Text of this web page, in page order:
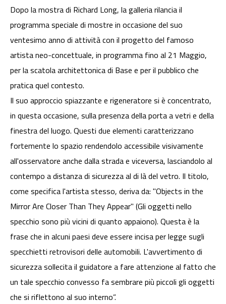
Dopo la mostra di Richard Long, la galleria rilancia il
programma speciale di mostre in occasione del suo
ventesimo anno di attività con il progetto del famoso
artista neo-concettuale, in programma fino al 21 Maggio,
per la scatola architettonica di Base e per il pubblico che
pratica quel contesto.
Il suo approccio spiazzante e rigeneratore si è concentrato,
in questa occasione, sulla presenza della porta a vetri e della
finestra del luogo. Questi due elementi caratterizzano
fortemente lo spazio rendendolo accessibile visivamente
all'osservatore anche dalla strada e viceversa, lasciandolo al
contempo a distanza di sicurezza al di là del vetro. Il titolo,
come specifica l'artista stesso, deriva da: "Objects in the
Mirror Are Closer Than They Appear" (Gli oggetti nello
specchio sono più vicini di quanto appaiono). Questa è la
frase che in alcuni paesi deve essere incisa per legge sugli
specchietti retrovisori delle automobili. L'avvertimento di
sicurezza sollecita il guidatore a fare attenzione al fatto che
un tale specchio convesso fa sembrare più piccoli gli oggetti
che si riflettono al suo interno”.